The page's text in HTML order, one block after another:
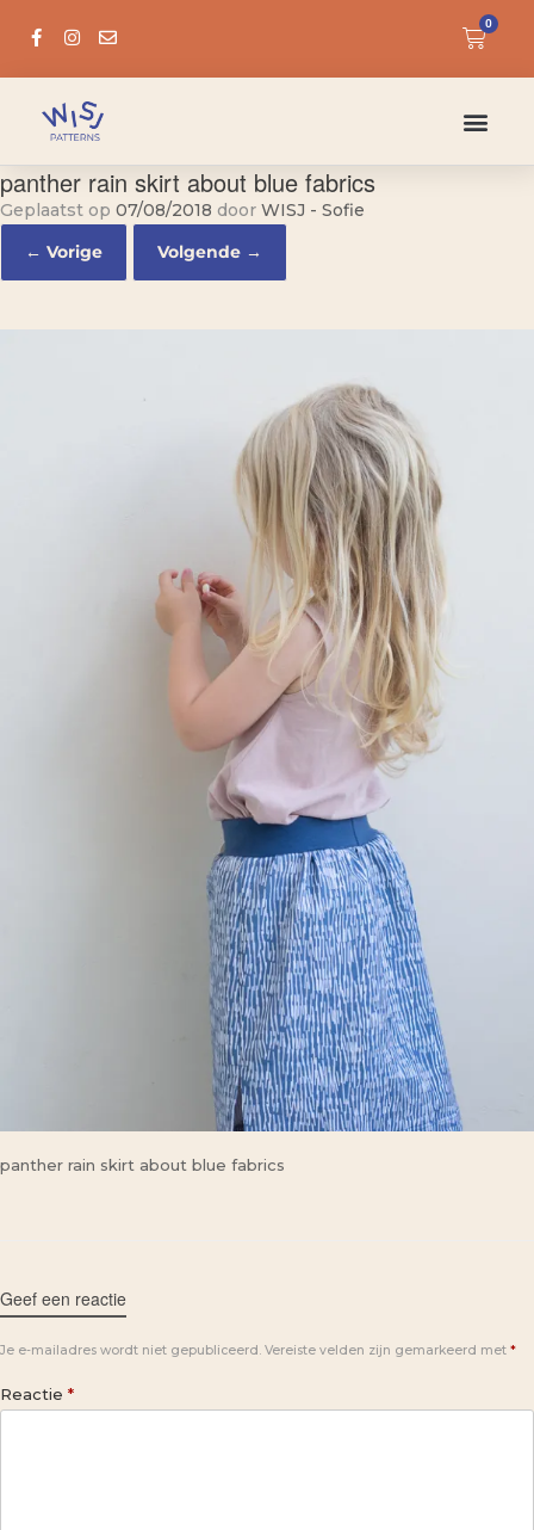
0
panther rain skirt about blue fabrics
Geplaatst op 07/08/2018 door WISJ - Sofie
← Vorige
Volgende →
panther rain skirt about blue fabrics
Geef een reactie
Je e-mailadres wordt niet gepubliceerd. Vereiste velden zijn gemarkeerd met *
Reactie *